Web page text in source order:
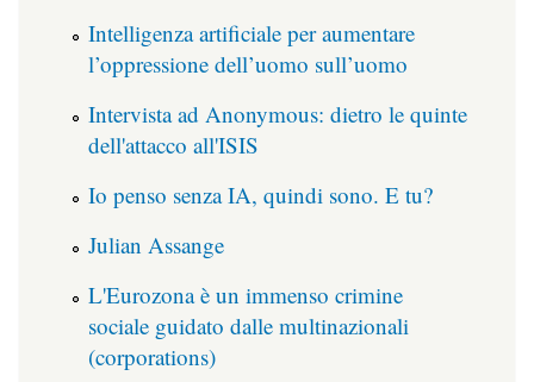
Intelligenza artificiale per aumentare
l’oppressione dell’uomo sull’uomo
Intervista ad Anonymous: dietro le quinte
dell'attacco all'ISIS
Io penso senza IA, quindi sono. E tu?
Julian Assange
L'Eurozona è un immenso crimine
sociale guidato dalle multinazionali
(corporations)